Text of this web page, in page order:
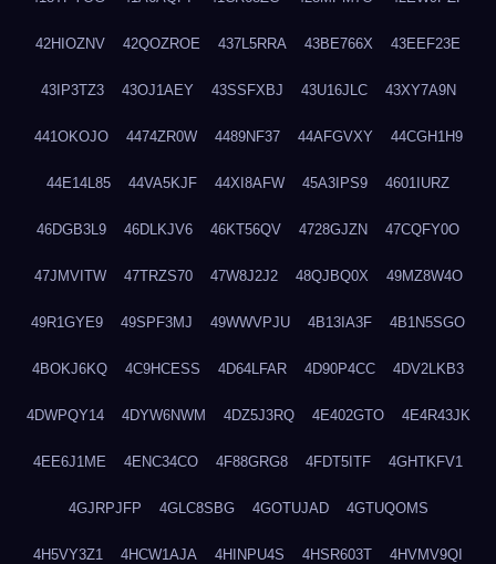
42HIOZNV 42QOZROE 437L5RRA 43BE766X 43EEF23E
43IP3TZ3 43OJ1AEY 43SSFXBJ 43U16JLC 43XY7A9N
441OKOJO 4474ZR0W 4489NF37 44AFGVXY 44CGH1H9
44E14L85 44VA5KJF 44XI8AFW 45A3IPS9 4601IURZ
46DGB3L9 46DLKJV6 46KT56QV 4728GJZN 47CQFY0O
47JMVITW 47TRZS70 47W8J2J2 48QJBQ0X 49MZ8W4O
49R1GYE9 49SPF3MJ 49WWVPJU 4B13IA3F 4B1N5SGO
4BOKJ6KQ 4C9HCESS 4D64LFAR 4D90P4CC 4DV2LKB3
4DWPQY14 4DYW6NWM 4DZ5J3RQ 4E402GTO 4E4R43JK
4EE6J1ME 4ENC34CO 4F88GRG8 4FDT5ITF 4GHTKFV1
4GJRPJFP 4GLC8SBG 4GOTUJAD 4GTUQOMS
4H5VY3Z1 4HCW1AJA 4HINPU4S 4HSR603T 4HVMV9QI